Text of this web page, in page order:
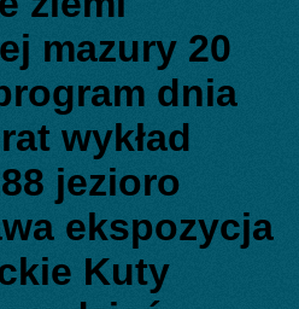
mazury 20
dnia
wykład
jezioro
ekspozycja
Kuty